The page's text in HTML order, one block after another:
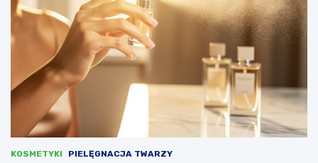
KOSMETYKI PIELĘGNACJA TWARZY